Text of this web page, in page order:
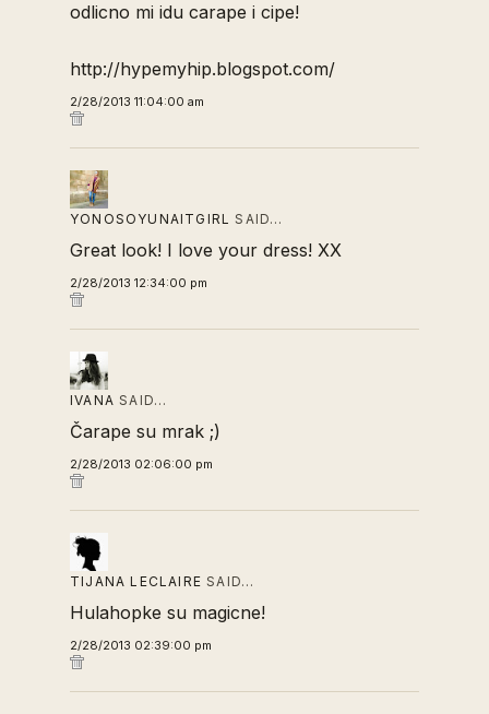
odlicno mi idu carape i cipe!
http://hypemyhip.blogspot.com/
2/28/2013 11:04:00 am
YONOSOYUNAITGIRL SAID…
Great look! I love your dress! XX
2/28/2013 12:34:00 pm
IVANA SAID…
Čarape su mrak ;)
2/28/2013 02:06:00 pm
TIJANA LECLAIRE SAID…
Hulahopke su magicne!
2/28/2013 02:39:00 pm